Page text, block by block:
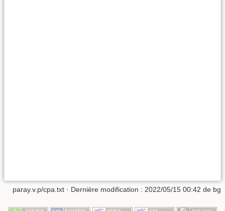
paray.v.p/cpa.txt · Dernière modification : 2022/05/15 00:42 de bg